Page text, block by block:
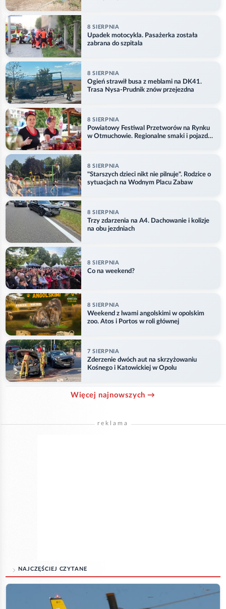
8 SIERPNIA
Upadek motocykla. Pasażerka została
zabrana do szpitala
8 SIERPNIA
Ogień strawił busa z meblami na DK41.
Trasa Nysa-Prudnik znów przejezdna
8 SIERPNIA
Powiatowy Festiwal Przetworów na Rynku
w Otmuchowie. Regionalne smaki i pojazdy
8 SIERPNIA
"Starszych dzieci nikt nie pilnuje". Rodzice o
sytuacjach na Wodnym Placu Zabaw
8 SIERPNIA
Trzy zdarzenia na A4. Dachowanie i kolizje
na obu jezdniach
8 SIERPNIA
Co na weekend?
8 SIERPNIA
Weekend z lwami angolskimi w opolskim
zoo. Atos i Portos w roli głównej
7 SIERPNIA
Zderzenie dwóch aut na skrzyżowaniu
Kośnego i Katowickiej w Opolu
Więcej najnowszych →
reklama
NAJCZĘŚCIEJ CZYTANE